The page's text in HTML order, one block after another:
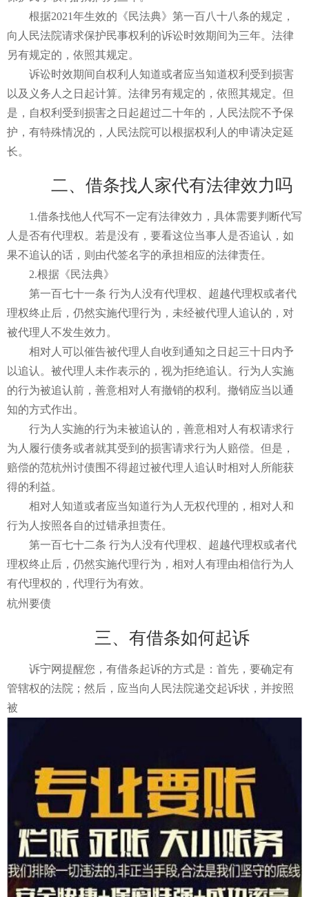
根据2021年生效的《民法典》第一百八十八条的规定，
向人民法院请求保护民事权利的诉讼时效期间为三年。法律
另有规定的，依照其规定。
诉讼时效期间自权利人知道或者应当知道权利受到损害
以及义务人之日起计算。法律另有规定的，依照其规定。但
是，自权利受到损害之日起超过二十年的，人民法院不予保
护，有特殊情况的，人民法院可以根据权利人的申请决定延
长。
二、借条找人家代有法律效力吗
1.借条找他人代写不一定有法律效力，具体需要判断代写
人是否有代理权。若是没有，要看这位当事人是否追认，如
果不追认的话，则由代签名字的承担相应的法律责任。
2.根据《民法典》
第一百七十一条 行为人没有代理权、超越代理权或者代
理权终止后，仍然实施代理行为，未经被代理人追认的，对
被代理人不发生效力。
相对人可以催告被代理人自收到通知之日起三十日内予
以追认。被代理人未作表示的，视为拒绝追认。行为人实施
的行为被追认前，善意相对人有撤销的权利。撤销应当以通
知的方式作出。
行为人实施的行为未被追认的，善意相对人有权请求行
为人履行债务或者就其受到的损害请求行为人赔偿。但是，
赔偿的范杭州讨债围不得超过被代理人追认时相对人所能获
得的利益。
相对人知道或者应当知道行为人无权代理的，相对人和
行为人按照各自的过错承担责任。
第一百七十二条 行为人没有代理权、超越代理权或者代
理权终止后，仍然实施代理行为，相对人有理由相信行为人
有代理权的，代理行为有效。
杭州要债
三、有借条如何起诉
诉宁网提醒您，有借条起诉的方式是：首先，要确定有
管辖权的法院；然后，应当向人民法院递交起诉状，并按照
被